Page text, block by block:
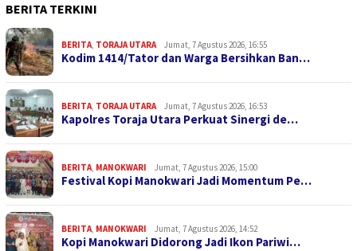
BERITA TERKINI
BERITA, TORAJA UTARA Jumat, 7 Agustus 2026, 16:55
Kodim 1414/Tator dan Warga Bersihkan Ban…
BERITA, TORAJA UTARA Jumat, 7 Agustus 2026, 16:53
Kapolres Toraja Utara Perkuat Sinergi de…
BERITA, MANOKWARI Jumat, 7 Agustus 2026, 15:00
Festival Kopi Manokwari Jadi Momentum Pe…
BERITA, MANOKWARI Jumat, 7 Agustus 2026, 14:52
Kopi Manokwari Didorong Jadi Ikon Pariwi…